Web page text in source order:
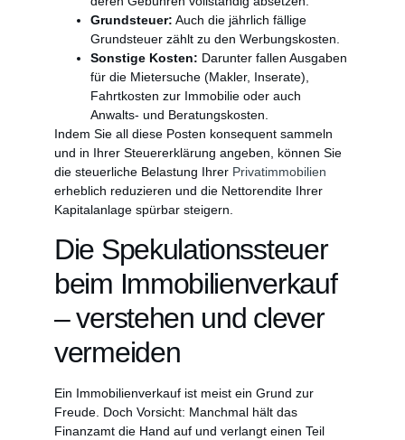
Grundsteuer: Auch die jährlich fällige
Grundsteuer zählt zu den Werbungskosten.
Sonstige Kosten: Darunter fallen Ausgaben
für die Mietersuche (Makler, Inserate),
Fahrtkosten zur Immobilie oder auch
Anwalts- und Beratungskosten.
Indem Sie all diese Posten konsequent sammeln
und in Ihrer Steuererklärung angeben, können Sie
die steuerliche Belastung Ihrer Privatimmobilien
erheblich reduzieren und die Nettorendite Ihrer
Kapitalanlage spürbar steigern.
Die Spekulationssteuer
beim Immobilienverkauf
– verstehen und clever
vermeiden
Ein Immobilienverkauf ist meist ein Grund zur
Freude. Doch Vorsicht: Manchmal hält das
Finanzamt die Hand auf und verlangt einen Teil